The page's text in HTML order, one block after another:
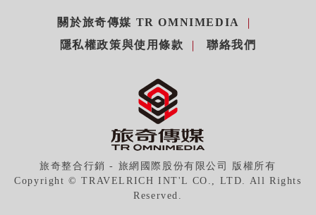
關於旅奇傳媒 TR OMNIMEDIA
隱私權政策與使用條款
聯絡我們
旅奇整合行銷 - 旅網國際股份有限公司 版權所有
Copyright © TRAVELRICH INT'L CO., LTD. All Rights
Reserved.